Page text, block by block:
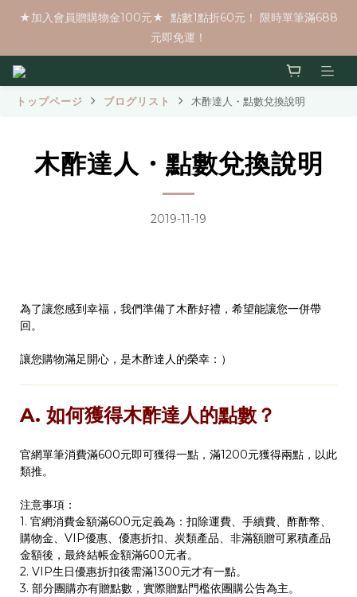
★加入會員贈購物金100元★  點數1點折60元！ 限時單筆滿688
元即免運！
トップページ ブログリスト 木酢達人・點數兌換說明
木酢達人・點數兌換說明
2019-11-19
為了讓您感到幸福，我們準備了木酢好禮，希望能讓您一併帶
回。
讓您購物滿足開心，是木酢達人的榮幸：）
A. 如何獲得木酢達人的點數？
官網單筆消費滿600元即可獲得一點，滿1200元獲得兩點，以此
類推。
注意事項：
1. 官網消費金額滿600元定義為：扣除運費、手續費、酢酢幣、
購物金、VIP優惠、優惠折扣、炭類產品、非滿額贈可累積產品
金額後，最終結帳金額滿600元者。
2. VIP生日優惠折扣後需滿1300元才有一點。
3. 部分團購亦有贈點數，實際贈點門檻依團購公告為主。